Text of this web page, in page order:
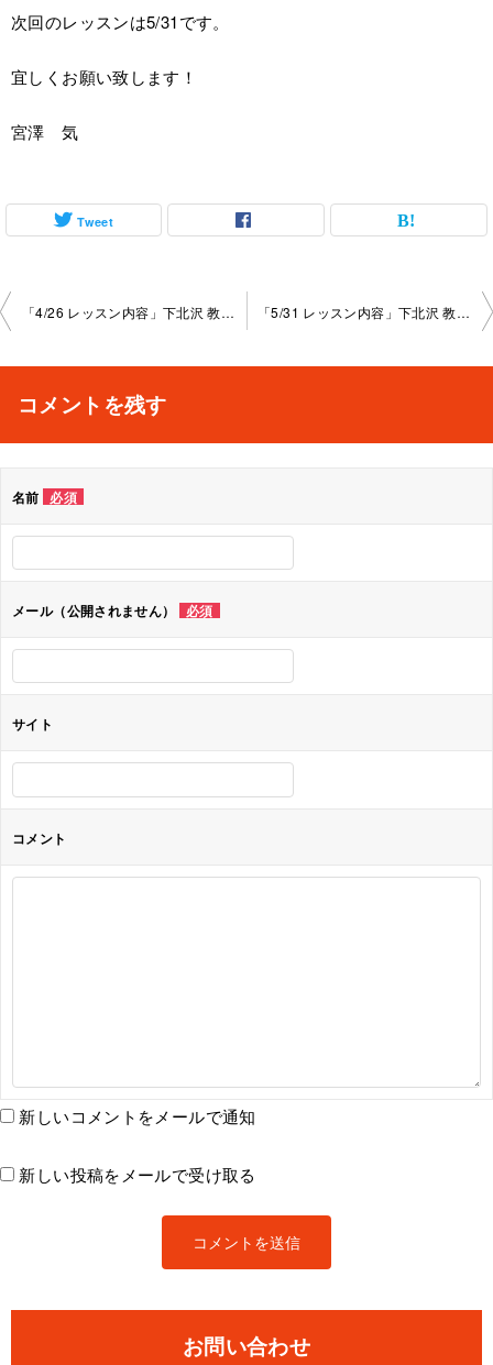
次回のレッスンは5/31です。
宜しくお願い致します！
宮澤 気
Tweet
投
ビ
シ
ョ
ン
「4/26 レッスン内容」下北沢 教室 2022-4-26-no0015-1047 「5/31 レッスン内容」下北沢 教室 2022-5-31-no0015-1047
コメントを残す
名前 必須
メール（公開されません） 必須
サイト
コメント
新しいコメントをメールで通知
新しい投稿をメールで受け取る
お問い合わせ